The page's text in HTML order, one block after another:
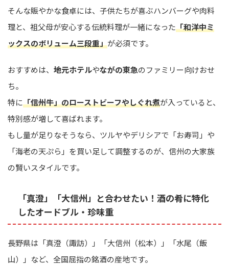
そんな賑やかな食卓には、子供たちが喜ぶハンバーグや肉料
理と、祖父母が安心する伝統料理が一緒になった「和洋中ミ
ックスのボリューム三段重」が必須です。
おすすめは、 地元ホテルやながの東急のファミリー向けおせ
ち。
特に「信州牛」のローストビーフやしぐれ煮が入っていると、
特別感が増して喜ばれます。
もし量が足りなそうなら、ツルヤやデリシアで「お寿司」や
「海老の天ぷら」を買い足して調整するのが、信州の大家族
の賢いスタイルです。
「真澄」「大信州」と合わせたい！酒の肴に特化
したオードブル・珍味重
長野県は「真澄（諏訪）」「大信州（松本）」「水尾（飯
山）」など、全国屈指の銘酒の産地です。